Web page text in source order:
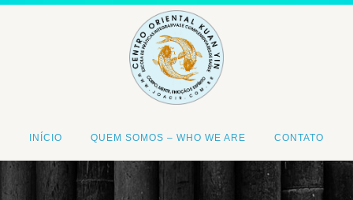
INÍCIO QUEM SOMOS – WHO WE ARE CONTATO